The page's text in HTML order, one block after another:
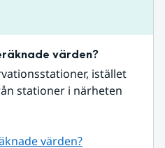
värden?
istället
stationer i närheten
värden?